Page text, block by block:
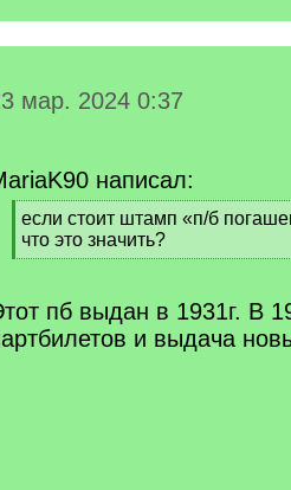
мар. 2024 0:37
написал:
[
q
]
если стоит штамп «п/б
что это значить?
[
q
]
пб выдан в 1931г. В
и выдача